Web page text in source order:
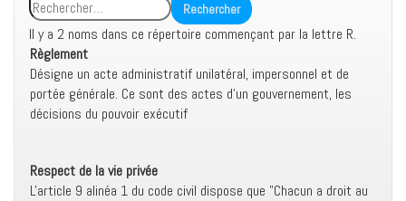
Il y a 2 noms dans ce répertoire commençant par la lettre R.
Règlement
Désigne un acte administratif unilatéral, impersonnel et de
portée générale. Ce sont des actes d'un gouvernement, les
décisions du pouvoir exécutif
Respect de la vie privée
L'article 9 alinéa 1 du code civil dispose que "Chacun a droit au